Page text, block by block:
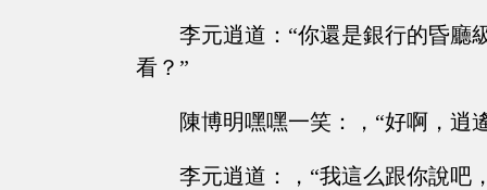
李元逍道：“你還是銀行的昏廳
看？”
陳博明嘿嘿一笑：，“好啊，逍
李元逍道：，“我這么跟你說吧